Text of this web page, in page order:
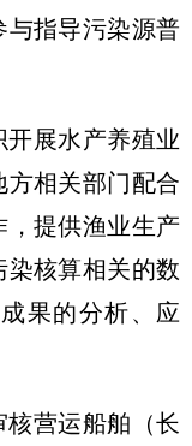
与指导污染源普
展水产养殖业
相关部门配合
，提供渔业生产
核算相关的数
果的分析、应
营运船舶（长